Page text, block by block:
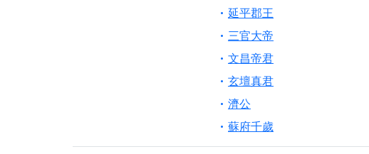
延平郡王
三官大帝
文昌帝君
玄壇真君
濟公
蘇府千歲